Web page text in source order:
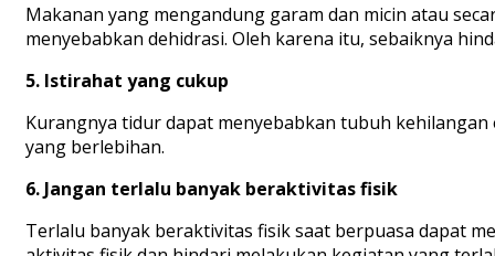
Makanan yang mengandung garam dan micin atau
menyebabkan dehidrasi. Oleh karena itu, sebaiknya
5. Istirahat yang cukup
Kurangnya tidur dapat menyebabkan tubuh
yang berlebihan.
6. Jangan terlalu banyak beraktivitas fisik
Terlalu banyak beraktivitas fisik saat berpuasa dapat